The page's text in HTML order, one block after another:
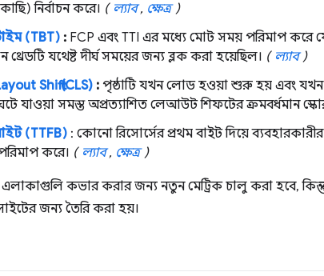
নির্বাচন করে। ( ল্যাব, ক্ষেত্র)
(TBT) : FCP এবং TTI এর মধ্যে মোট সময় পরিমাপ করে
থ্রেডটি যথেষ্ট দীর্ঘ সময়ের জন্য ব্লক করা হয়েছিল। ( ল্যাব)
Shift (CLS) : পৃষ্ঠাটি যখন লোড হওয়া শুরু হয় এবং
যাওয়া সমস্ত অপ্রত্যাশিত লেআউট শিফটের ক্রমবর্ধমান
(TTFB) : কোনো রিসোর্সের প্রথম বাইট দিয়ে
করে। ( ল্যাব, ক্ষেত্র)
এলাকাগুলি কভার করার জন্য নতুন মেট্রিক চালু করা হবে, কিন্তু
জন্য তৈরি করা হয়।